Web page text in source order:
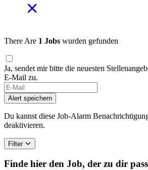
There Are 1 Jobs wurden gefunden
Ja, sendet mir bitte die neuesten
E-Mail zu.
Alert speichern
Du kannst diese Job-Alarm
deaktivieren.
Filter
Finde hier den Job, der zu dir